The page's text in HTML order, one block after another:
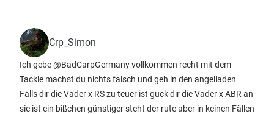
Crp_Simon
Ich gebe @BadCarpGermany vollkommen recht mit dem
Tackle machst du nichts falsch und geh in den angelladen
Falls dir die Vader x RS zu teuer ist guck dir die Vader x ABR an
sie ist ein bißchen günstiger steht der rute aber in keinen Fällen